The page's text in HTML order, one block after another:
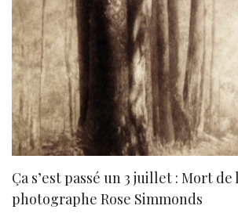
Ça s’est passé un 3 juillet : Mort de
photographe Rose Simmonds